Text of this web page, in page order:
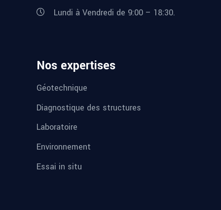
Lundi à Vendredi de 9:00 – 18:30.
Nos expertises
Géotechnique
Diagnostique des structures
Laboratoire
Environnement
Essai in situ